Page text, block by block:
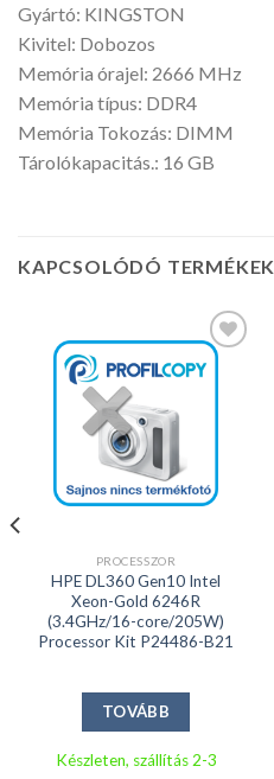
Gyártó: KINGSTON
Kivitel: Dobozos
Memória órajel: 2666 MHz
Memória típus: DDR4
Memória Tokozás: DIMM
Tárolókapacitás.: 16 GB
KAPCSOLÓDÓ TERMÉKEK
Kedvencekhez
PROCESSZOR
HPE DL360 Gen10 Intel
Xeon-Gold 6246R
(3.4GHz/16-core/205W)
Processor Kit P24486-B21
TOVÁBB
Készleten, szállítás 2-3